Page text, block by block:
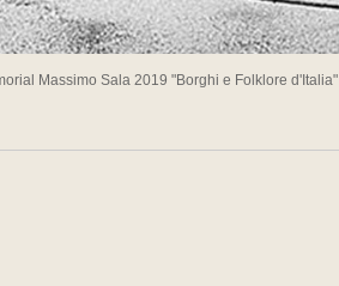
Massimo Sala 2019 "Borghi e Folklore